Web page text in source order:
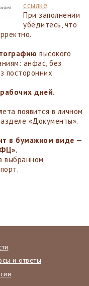
ссылке.
При заполнении
убедитесь, что
высокого
анфас, без
посторонних
дней.
появится в личном
«Документы».
в бумажном виде —
выбранном
и ответы